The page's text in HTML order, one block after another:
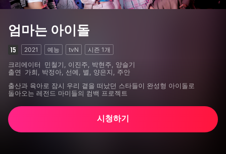
엄마는 아이돌
2021 예능 tvN 시즌 1 개
크리에이터
민철기, 이진주, 박현주, 양슬기
출연
가희, 박정아, 선예, 별, 양은지, 주안
출산과 육아로 잠시 우리 곁을 떠났던 스타들이 완성형 아이돌로
돌아오는 레전드 마미들의 컴백 프로젝트
시청하기